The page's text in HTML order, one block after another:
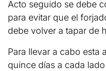
Acto seguido se debe
para evitar que el
debe volver a tapar de
Para llevar a cabo esta
quince días a cada